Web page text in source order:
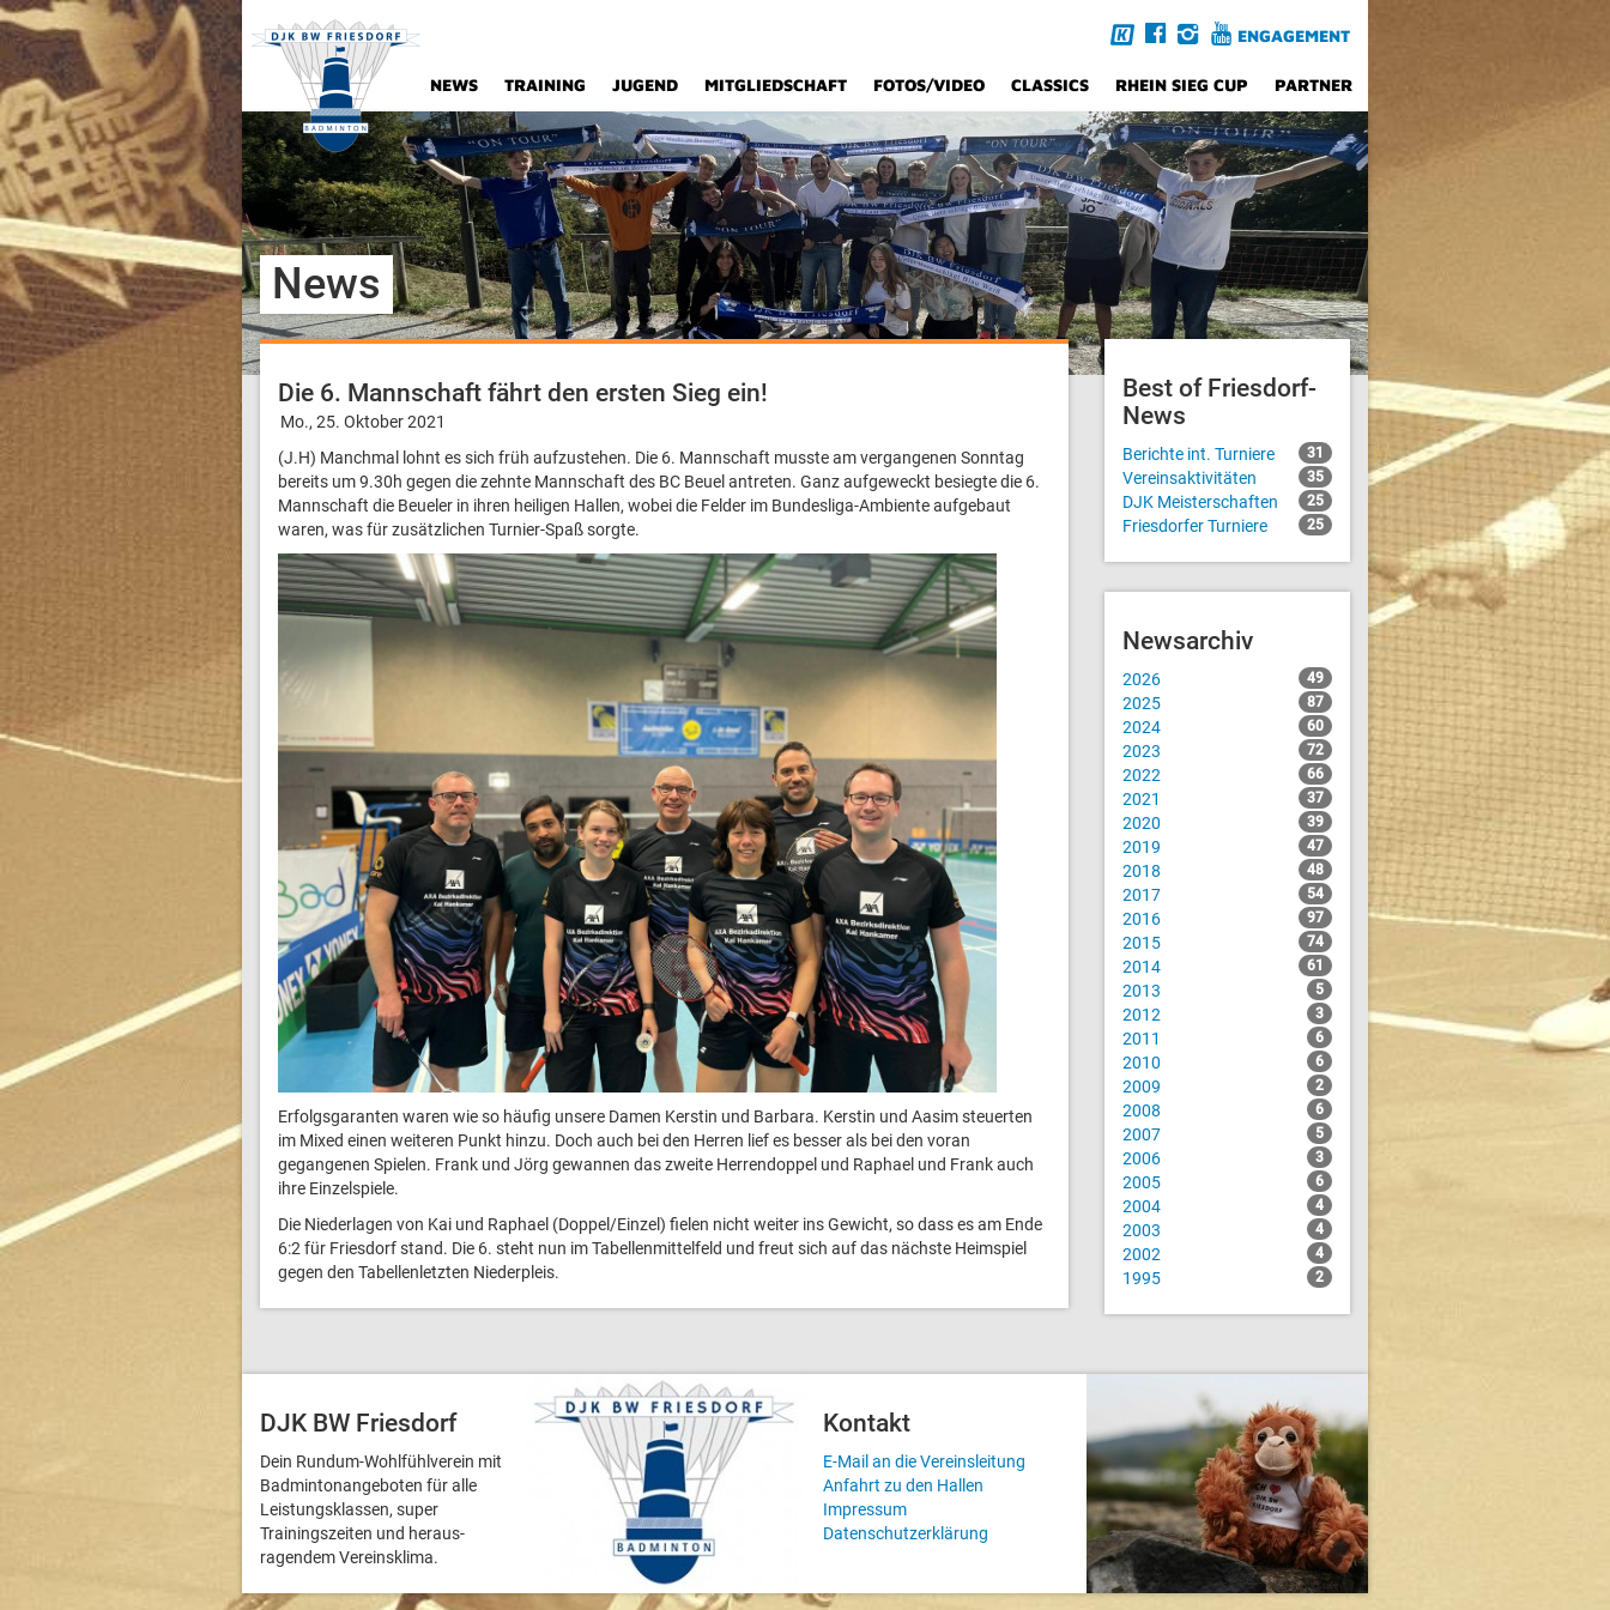
ENGAGEMENT
NEWS TRAINING JUGEND MITGLIEDSCHAFT FOTOS/VIDEO CLASSICS RHEIN SIEG CUP PARTNER
News
Die 6. Mannschaft fährt den ersten Sieg ein!
Mo., 25. Oktober 2021
(J.H) Manchmal lohnt es sich früh aufzustehen. Die 6. Mannschaft musste am vergangenen Sonntag
bereits um 9.30h gegen die zehnte Mannschaft des BC Beuel antreten. Ganz aufgeweckt besiegte die 6.
Mannschaft die Beueler in ihren heiligen Hallen, wobei die Felder im Bundesliga-Ambiente aufgebaut
waren, was für zusätzlichen Turnier-Spaß sorgte.
Erfolgsgaranten waren wie so häufig unsere Damen Kerstin und Barbara. Kerstin und Aasim steuerten
im Mixed einen weiteren Punkt hinzu. Doch auch bei den Herren lief es besser als bei den voran
gegangenen Spielen. Frank und Jörg gewannen das zweite Herrendoppel und Raphael und Frank auch
ihre Einzelspiele.
Die Niederlagen von Kai und Raphael (Doppel/Einzel) fielen nicht weiter ins Gewicht, so dass es am Ende
6:2 für Friesdorf stand. Die 6. steht nun im Tabellenmittelfeld und freut sich auf das nächste Heimspiel
gegen den Tabellenletzten Niederpleis.
Best of Friesdorf-
News
Berichte int. Turniere 31
Vereinsaktivitäten 35
DJK Meisterschaften 25
Friesdorfer Turniere 25
Newsarchiv
2026 49
2025 87
2024 60
2023 72
2022 66
2021 37
2020 39
2019 47
2018 48
2017 54
2016 97
2015 74
2014 61
2013 5
2012 3
2011 6
2010 6
2009 2
2008 6
2007 5
2006 3
2005 6
2004 4
2003 4
2002 4
1995 2
DJK BW Friesdorf
Dein Rundum-Wohlfühlverein mit
Badmintonangeboten für alle
Leistungsklassen, super
Trainingszeiten und heraus­
ragendem Vereinsklima.
Kontakt
E-Mail an die Vereinsleitung
Anfahrt zu den Hallen
Impressum
Datenschutzerklärung